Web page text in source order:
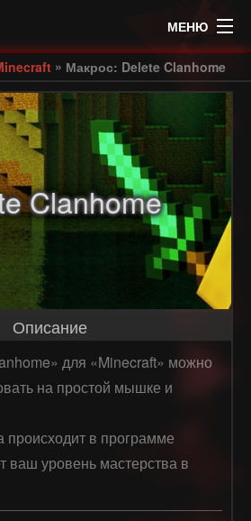
МЕНЮ
» Макрос: Delete Clanhome
Clanhome
Описание
для «Minecraft» можно
на простой мышке и
происходит в программе
ваш уровень мастерства в